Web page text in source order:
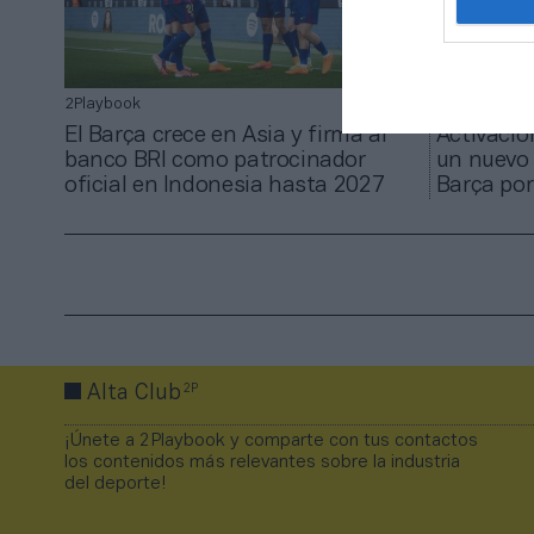
2Playbook
El Barça crece en Asia y firma al
banco BRI como patrocinador
oficial en Indonesia hasta 2027
un
Barça
Alta Club2P
¡Únete a 2Playbook y comparte con tus contactos
los contenidos más relevantes sobre la industria
del deporte!